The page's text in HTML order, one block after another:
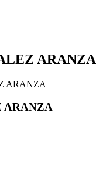
ARANZA
ARANZA
ARANZA